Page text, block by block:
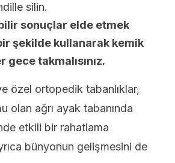
silin.
sonuçlar elde etmek
şekilde kullanarak kemik
takmalısınız.
özel ortopedik tabanlıklar,
olan ağrı ayak tabanında
etkili bir rahatlama
bünyonun gelişmesini de